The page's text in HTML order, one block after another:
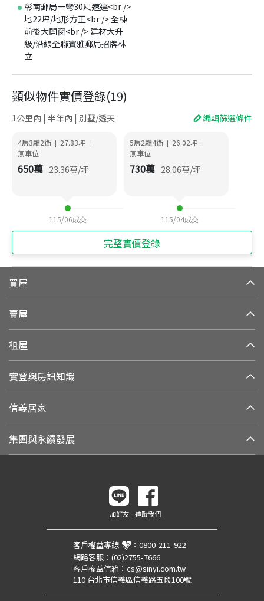
彰南郵局一彎30尺速達<br />
地22坪/地形方正<br /> 全棟
前後大開窗<br /> 建材大升
級/沿線全聯寶雅郵局招牌林
立
類似物件實價登錄(19)
1公里內 | 半年內 | 別墅/透天 編輯篩選條件
4房3廳2衛 | 27.83坪 |
無車位
650萬 23.36萬/坪
115/06成交
5房2廳4衛 | 26.02坪 |
無車位
730萬 28.06萬/坪
115/04成交
完整實價登錄
買屋
賣屋
租屋
實登與房訊知識
信義居家
集團與永續發展
加好友 追蹤我們
客戶權益專線 ： 0800-211-922
網路客服： (02)2755-7666
客戶權益信箱： cs@sinyi.com.tw
110 台北市信義區信義路五段100號